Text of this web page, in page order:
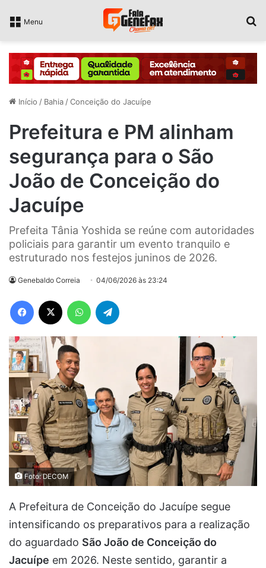
Menu
Início / Bahia /Conceição do Jacuípe
Prefeitura e PM alinham
segurança para o São
João de Conceição do
Jacuípe
Prefeita Tânia Yoshida se reúne com autoridades
policiais para garantir um evento tranquilo e
estruturado nos festejos juninos de 2026.
Genebaldo Correia 04/06/2026 às 23:24
Facebook WhatsApp
Foto: DECOM
A Prefeitura de Conceição do Jacuípe segue
intensificando os preparativos para a realização
do aguardado São João de Conceição do
Jacuípe em 2026. Neste sentido, garantir a